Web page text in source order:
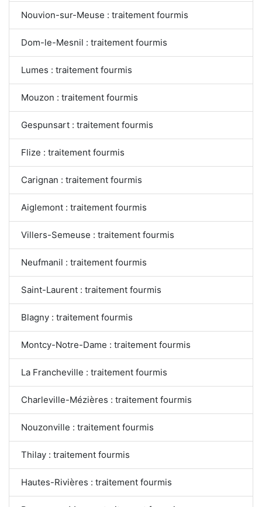
Nouvion-sur-Meuse : traitement fourmis
Dom-le-Mesnil : traitement fourmis
Lumes : traitement fourmis
Mouzon : traitement fourmis
Gespunsart : traitement fourmis
Flize : traitement fourmis
Carignan : traitement fourmis
Aiglemont : traitement fourmis
Villers-Semeuse : traitement fourmis
Neufmanil : traitement fourmis
Saint-Laurent : traitement fourmis
Blagny : traitement fourmis
Montcy-Notre-Dame : traitement fourmis
La Francheville : traitement fourmis
Charleville-Mézières : traitement fourmis
Nouzonville : traitement fourmis
Thilay : traitement fourmis
Hautes-Rivières : traitement fourmis